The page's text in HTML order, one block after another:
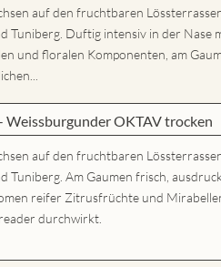
auf den fruchtbaren
Tuniberg. Duftig intensiv in der Nase
und floralen Komponenten, am
Weissburgunder OKTAV trocken
auf den fruchtbaren
Tuniberg. Am Gaumen frisch,
reifer Zitrusfrüchte und
durchwirkt.